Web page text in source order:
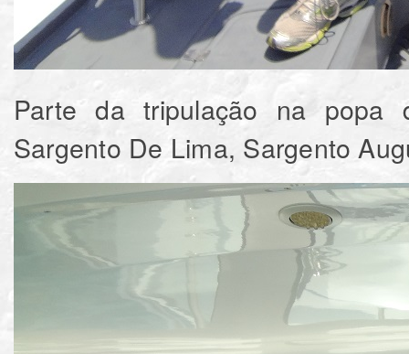
Parte da tripulação na popa
Sargento De Lima, Sargento